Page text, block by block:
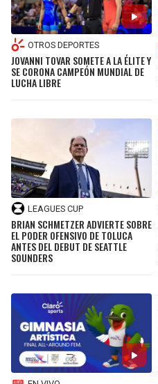
OTROS DEPORTES
JOVANNI TOVAR SOMETE A LA ÉLITE Y
SE CORONA CAMPEÓN MUNDIAL DE
LUCHA LIBRE
LEAGUES CUP
BRIAN SCHMETZER ADVIERTE SOBRE
EL PODER OFENSIVO DE TOLUCA
ANTES DEL DEBUT DE SEATTLE
SOUNDERS